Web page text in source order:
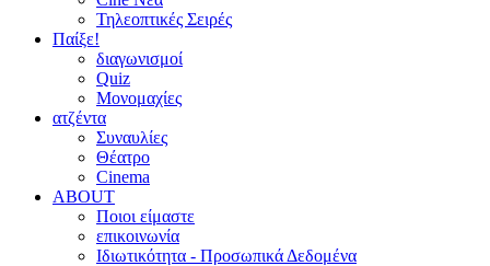
Τηλεοπτικές Σειρές
Παίξε!
διαγωνισμοί
Quiz
Μονομαχίες
ατζέντα
Συναυλίες
Θέατρο
Cinema
ABOUT
Ποιοι είμαστε
επικοινωνία
Ιδιωτικότητα - Προσωπικά Δεδομένα